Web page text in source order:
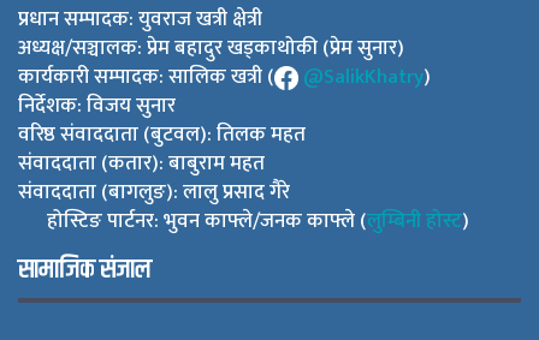
प्रधान सम्पादक: युवराज खत्री क्षेत्री
अध्यक्ष/सञ्चालक: प्रेम बहादुर खड्काथोकी (प्रेम सुनार)
कार्यकारी सम्पादक: सालिक खत्री (
@SalikKhatry)
निर्देशक: विजय सुनार
वरिष्ठ संवाददाता (बुटवल): तिलक महत
संवाददाता (कतार): बाबुराम महत
संवाददाता (बागलुङ): लालु प्रसाद गैरे
होस्टिङ पार्टनर: भुवन काफ्ले/जनक काफ्ले (लुम्बिनी होस्ट)
सामाजिक संजाल